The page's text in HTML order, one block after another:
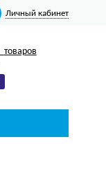
Личный кабинет
товаров